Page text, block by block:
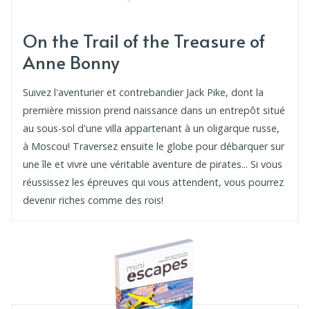
On the Trail of the Treasure of
Anne Bonny
Suivez l'aventurier et contrebandier Jack Pike, dont la
première mission prend naissance dans un entrepôt situé
au sous-sol d'une villa appartenant à un oligarque russe,
à Moscou! Traversez ensuite le globe pour débarquer sur
une île et vivre une véritable aventure de pirates... Si vous
réussissez les épreuves qui vous attendent, vous pourrez
devenir riches comme des rois!